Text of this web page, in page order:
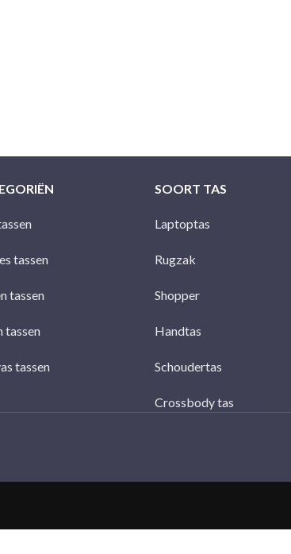
tassen
tassen
tassen
tassen
SOORT TAS
Laptoptas
Rugzak
Shopper
Handtas
Schoudertas
Crossbody tas